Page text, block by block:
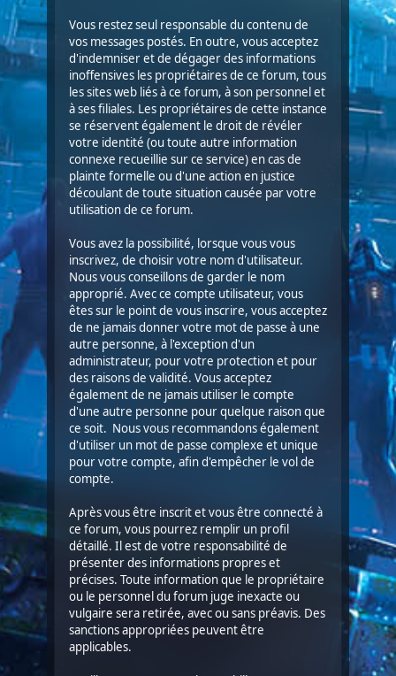
Vous restez seul responsable du contenu de
vos messages postés. En outre, vous acceptez
d'indemniser et de dégager des informations
inoffensives les propriétaires de ce forum, tous
les sites web liés à ce forum, à son personnel et
à ses filiales. Les propriétaires de cette instance
se réservent également le droit de révéler
votre identité (ou toute autre information
connexe recueillie sur ce service) en cas de
plainte formelle ou d'une action en justice
découlant de toute situation causée par votre
utilisation de ce forum.
Vous avez la possibilité, lorsque vous vous
inscrivez, de choisir votre nom d'utilisateur.
Nous vous conseillons de garder le nom
approprié. Avec ce compte utilisateur, vous
êtes sur le point de vous inscrire, vous acceptez
de ne jamais donner votre mot de passe à une
autre personne, à l'exception d'un
administrateur, pour votre protection et pour
des raisons de validité. Vous acceptez
également de ne jamais utiliser le compte
d'une autre personne pour quelque raison que
ce soit. Nous vous recommandons également
d'utiliser un mot de passe complexe et unique
pour votre compte, afin d'empêcher le vol de
compte.
Après vous être inscrit et vous être connecté à
ce forum, vous pourrez remplir un profil
détaillé. Il est de votre responsabilité de
présenter des informations propres et
précises. Toute information que le propriétaire
ou le personnel du forum juge inexacte ou
vulgaire sera retirée, avec ou sans préavis. Des
sanctions appropriées peuvent être
applicables.